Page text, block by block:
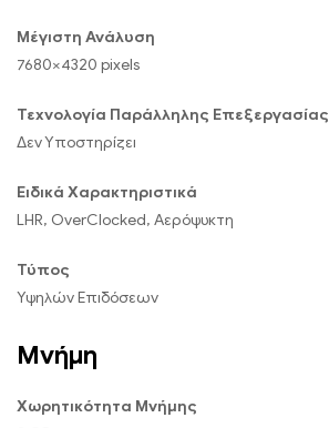
Μέγιστη Ανάλυση
7680×4320 pixels
Τεχνολογία Παράλληλης Επεξεργασίας
Δεν Υποστηρίζει
Ειδικά Χαρακτηριστικά
LHR, OverClocked, Αερόψυκτη
Τύπος
Υψηλών Επιδόσεων
Μνήμη
Χωρητικότητα Μνήμης